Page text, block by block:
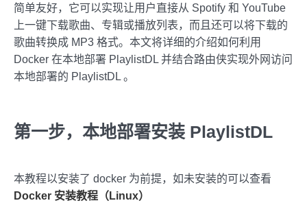
简单友好，它可以实现让用户直接从 Spotify 和 YouTube
上一键下载歌曲、专辑或播放列表，而且还可以将下载的
歌曲转换成 MP3 格式。本文将详细的介绍如何利用
Docker 在本地部署 PlaylistDL 并结合路由侠实现外网访问
本地部署的 PlaylistDL 。‌
第一步，本地部署安装 PlaylistDL
本教程以安装了 docker 为前提，如未安装的可以查看
Docker 安装教程（Linux）